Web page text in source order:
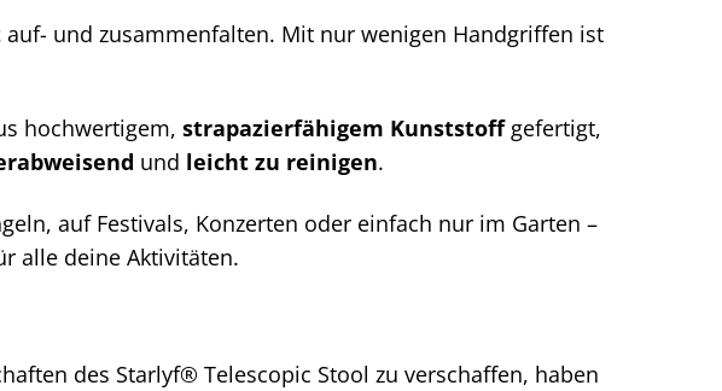
auf- und zusammenfalten. Mit nur wenigen Handgriffen ist
hochwertigem,strapazierfähigem Kunststoffgefertigt,
und leicht zu reinigen.
auf Festivals, Konzerten oder einfach nur im Garten –
alle deine Aktivitäten.
des Starlyf® Telescopic Stool zu verschaffen, haben